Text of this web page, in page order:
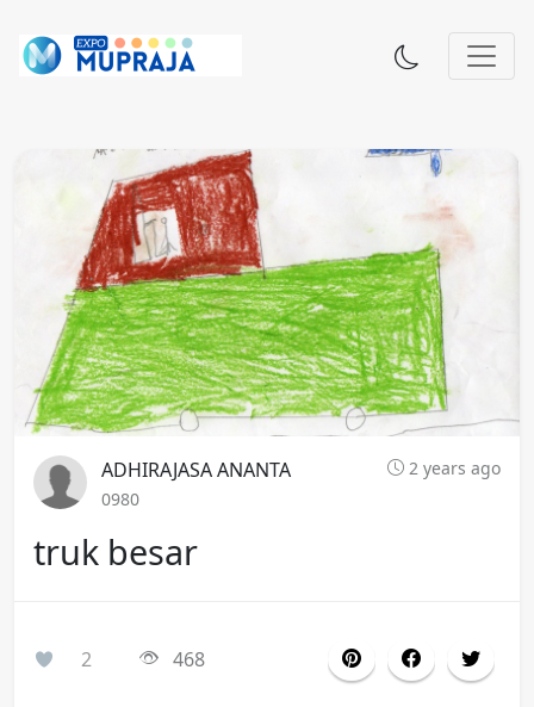
ADHIRAJASA ANANTA
2 years ago
0980
truk besar
2 468